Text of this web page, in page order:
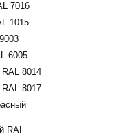
7016
1015
6005
8014
8017
RAL